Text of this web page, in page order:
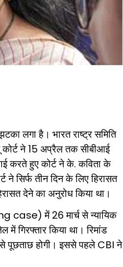
लगा है। भारत राष्ट्र समिति
ने 15 अप्रैल तक सीबीआई
करते हुए कोर्ट ने के. कविता के
सिर्फ तीन दिन के लिए हिरासत
देने का अनुरोध किया था।
case) में 26 मार्च से न्यायिक
गिरफ्तार किया था। रिमांड
पूछताछ होगी। इससे पहले CBI ने